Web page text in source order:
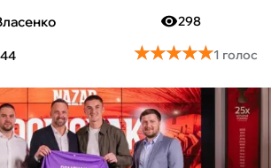
298
★★★★★
★★★★★1 голос